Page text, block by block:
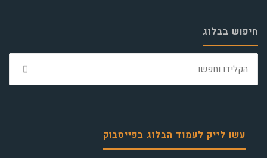
חיפוש בבלוג
עשו לייק לעמוד הבלוג בפייסבוק